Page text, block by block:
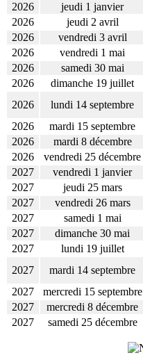
2026
jeudi 1 janvier
2026
jeudi 2 avril
2026
vendredi 3 avril
2026
vendredi 1 mai
2026
samedi 30 mai
2026
dimanche 19 juillet
2026
lundi 14 septembre
2026
mardi 15 septembre
2026
mardi 8 décembre
2026
vendredi 25 décembre
2027
vendredi 1 janvier
2027
jeudi 25 mars
2027
vendredi 26 mars
2027
samedi 1 mai
2027
dimanche 30 mai
2027
lundi 19 juillet
2027
mardi 14 septembre
2027
mercredi 15 septembre
2027
mercredi 8 décembre
2027
samedi 25 décembre